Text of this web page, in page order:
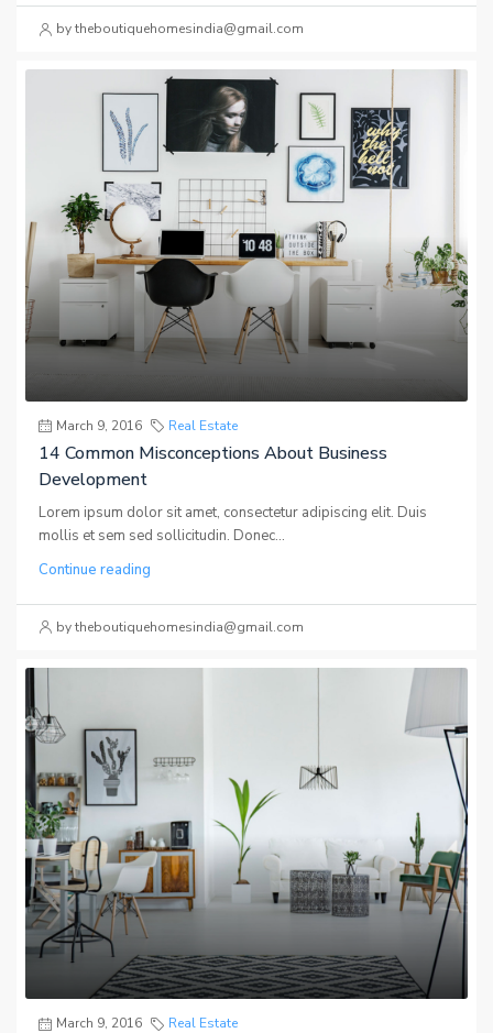
by theboutiquehomesindia@gmail.com
March 9, 2016 Real Estate
14 Common Misconceptions About Business
Development
Lorem ipsum dolor sit amet, consectetur adipiscing elit. Duis
mollis et sem sed sollicitudin. Donec...
Continue reading
by theboutiquehomesindia@gmail.com
March 9, 2016 Real Estate